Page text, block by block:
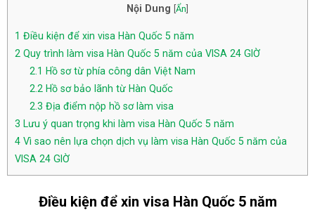
Nội Dung Ẩn
1 Điều kiện để xin visa Hàn Quốc 5 năm
2 Quy trình làm visa Hàn Quốc 5 năm của VISA 24 GIỜ
2.1 Hồ sơ từ phía công dân Việt Nam
2.2 Hồ sơ bảo lãnh từ Hàn Quốc
2.3 Địa điểm nộp hồ sơ làm visa
3 Lưu ý quan trọng khi làm visa Hàn Quốc 5 năm
4 Vì sao nên lựa chọn dịch vụ làm visa Hàn Quốc 5 năm của
VISA 24 GIỜ
Điều kiện để xin visa Hàn Quốc 5 năm